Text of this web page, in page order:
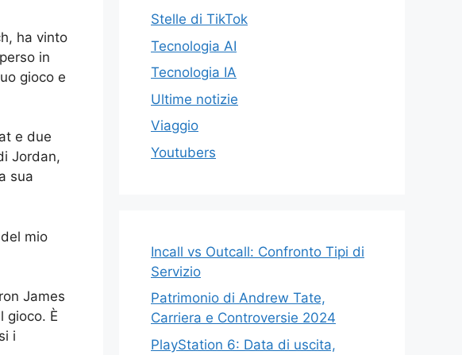
ha vinto
in
gioco e
e due
Jordan,
sua
mio
James
gioco. È
i
Stelle di TikTok
Tecnologia AI
Tecnologia IA
Ultime notizie
Viaggio
Youtubers
Incall vs Outcall: Confronto Tipi di
Servizio
Patrimonio di Andrew Tate,
Carriera e Controversie 2024
PlayStation 6: Data di uscita,